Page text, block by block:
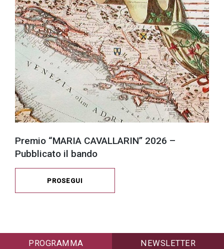
Premio “MARIA CAVALLARIN” 2026 –
Pubblicato il bando
PROSEGUI
PROGRAMMA NEWSLETTER